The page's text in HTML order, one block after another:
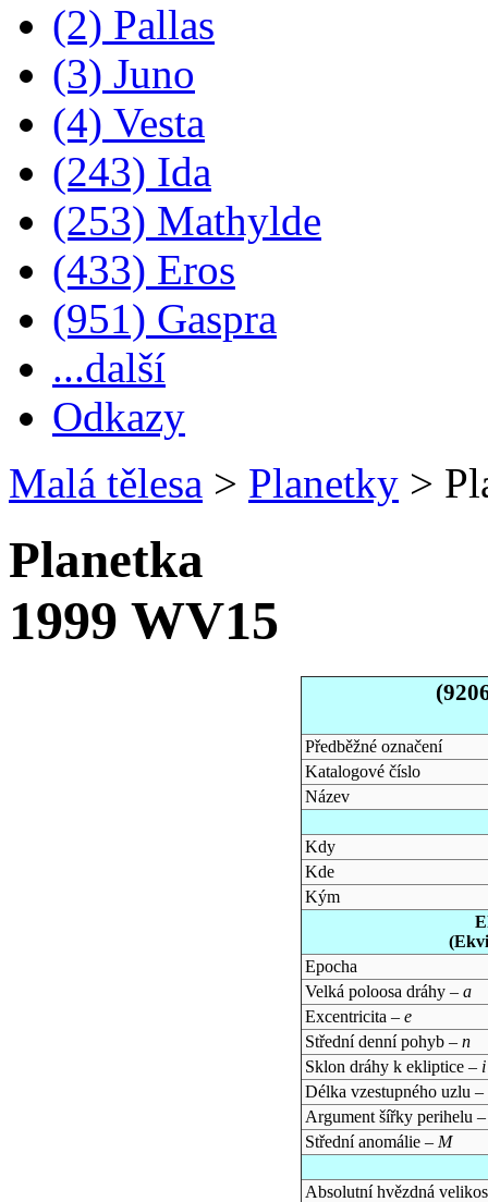
(2) Pallas
(3) Juno
(4) Vesta
(243) Ida
(253) Mathylde
(433) Eros
(951) Gaspra
...další
Odkazy
Malá tělesa > Planetky >
Planetka
1999 WV15
Předběžné označení
Katalogové číslo
Název
Kdy
Kde
Kým
Epocha
Velká poloosa dráhy – a
Excentricita – e
Střední denní pohyb – n
Sklon dráhy k ekliptice – i
Délka vzestupného uzlu –
Argument šířky perihelu
Střední anomálie – M
Absolutní hvězdná